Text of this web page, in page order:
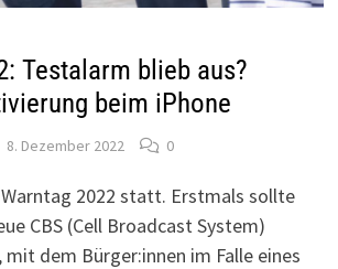
Testalarm blieb aus?
beim iPhone
8. Dezember 2022 0
2022 statt. Erstmals sollte
CBS (Cell Broadcast System)
dem Bürger:innen im Falle eines